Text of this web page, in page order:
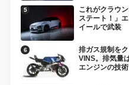
これがクラウ
ステート！」
イールで武装
排ガス規制を
VINS。排気量
エンジンの技